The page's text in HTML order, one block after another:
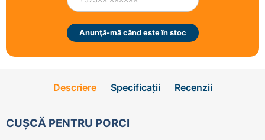
Anunţă-mă când este în stoc
Descriere Specificații Recenzii
CUȘCĂ PENTRU PORCI